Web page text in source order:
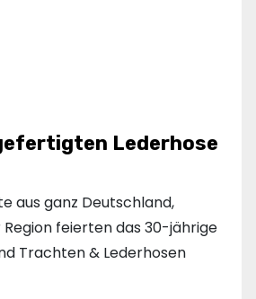
Lederhose
aus ganz Deutschland,
feierten das 30-jährige
Trachten & Lederhosen